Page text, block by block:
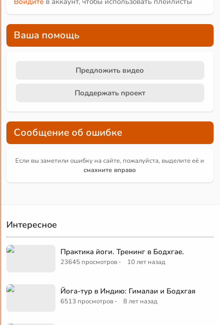
Ваша помощь
Предложить видео
Поддержать проект
Сообщение об ошибке
Если вы заметили ошибку на сайте, пожалуйста, выделите её и
смахните вправо
Интересное
Практика йоги. Тренинг в Бодхгае.
23645 просмотров · 10 лет назад
Йога-тур в Индию: Гималаи и Бодхгая
6513 просмотров · 8 лет назад